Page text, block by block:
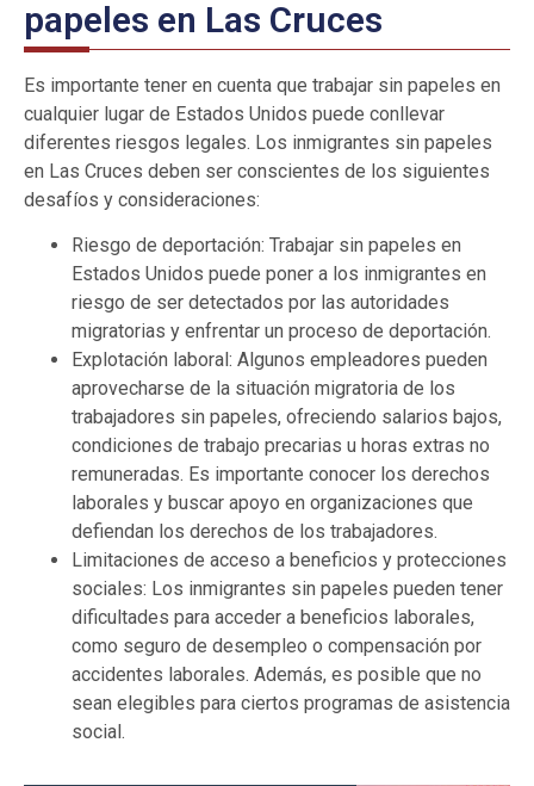
papeles en Las Cruces
Es importante tener en cuenta que trabajar sin papeles en
cualquier lugar de Estados Unidos puede conllevar
diferentes riesgos legales. Los inmigrantes sin papeles
en Las Cruces deben ser conscientes de los siguientes
desafíos y consideraciones:
Riesgo de deportación: Trabajar sin papeles en
Estados Unidos puede poner a los inmigrantes en
riesgo de ser detectados por las autoridades
migratorias y enfrentar un proceso de deportación.
Explotación laboral: Algunos empleadores pueden
aprovecharse de la situación migratoria de los
trabajadores sin papeles, ofreciendo salarios bajos,
condiciones de trabajo precarias u horas extras no
remuneradas. Es importante conocer los derechos
laborales y buscar apoyo en organizaciones que
defiendan los derechos de los trabajadores.
Limitaciones de acceso a beneficios y protecciones
sociales: Los inmigrantes sin papeles pueden tener
dificultades para acceder a beneficios laborales,
como seguro de desempleo o compensación por
accidentes laborales. Además, es posible que no
sean elegibles para ciertos programas de asistencia
social.